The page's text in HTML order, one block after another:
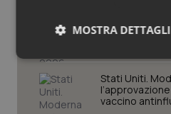
Vaccini
revisione del
Stati Uniti.
vaccino
MOSTRA DETTAGLI
Necessari